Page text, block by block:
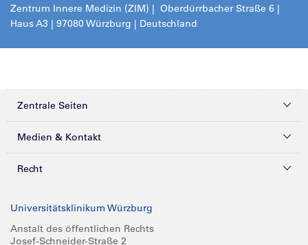
Zentrum Innere Medizin (ZIM) | Oberdürrbacher Straße 6 |
Haus A3 | 97080 Würzburg | Deutschland
Zentrale Seiten
Kliniken & Zentren
Forschung
Karriere
Medien & Kontakt
Presse
Recht
Compliance
Universitätsklinikum Würzburg
Anstalt des öffentlichen Rechts
Josef-Schneider-Straße 2